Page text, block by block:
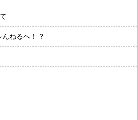
ねるへ！？